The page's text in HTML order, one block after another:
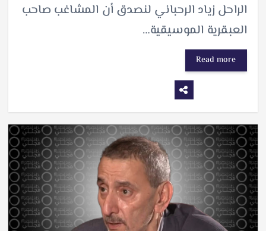
الراحل زياد الرحباني لنصدق أن المشاغب صاحب
العبقرية الموسيقية…
Read more